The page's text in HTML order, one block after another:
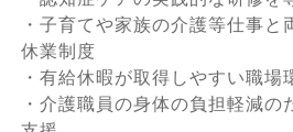
・子育てや家族の介護等仕事
休業制度
・有給休暇が取得しやすい職場
・介護職員の身体の負担軽減